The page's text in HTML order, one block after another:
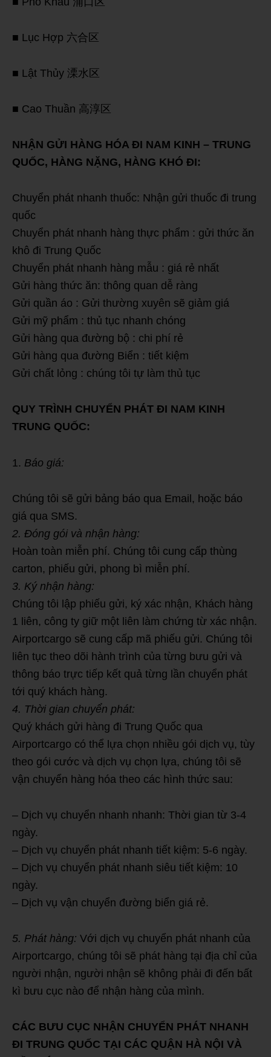
■ Lục Hợp 六合区
■ Lật Thủy 溧水区
■ Cao Thuần 高淳区
NHẬN GỬI HÀNG HÓA ĐI NAM KINH – TRUNG
QUỐC, HÀNG NẶNG, HÀNG KHÓ ĐI:
Chuyển phát nhanh thuốc: Nhận gửi thuốc đi trung
quốc
Chuyển phát nhanh hàng thực phẩm : gửi thức ăn
khô đi Trung Quốc
Chuyển phát nhanh hàng mẫu : giá rẻ nhất
Gửi hàng thức ăn: thông quan dễ ràng
Gửi quần áo : Gửi thường xuyên sẽ giảm giá
Gửi mỹ phẩm : thủ tục nhanh chóng
Gửi hàng qua đường bộ : chi phí rẻ
Gửi hàng qua đường Biển : tiết kiệm
Gửi chất lỏng : chúng tôi tự làm thủ tục
QUY TRÌNH CHUYỂN PHÁT ĐI NAM KINH
TRUNG QUỐC:
Báo giá:
Chúng tôi sẽ gửi bảng báo qua Email, hoặc báo
giá qua SMS.
2. Đóng gói và nhận hàng:
Hoàn toàn miễn phí. Chúng tôi cung cấp thùng
carton, phiếu gửi, phong bì miễn phí.
3. Ký nhận hàng:
Chúng tôi lập phiếu gửi, ký xác nhận, Khách hàng
1 liên, công ty giữ một liên làm chứng từ xác nhận.
Airportcargo sẽ cung cấp mã phiếu gửi. Chúng tôi
liên tục theo dõi hành trình của từng bưu gửi và
thông báo trực tiếp kết quả từng lần chuyển phát
tới quý khách hàng.
4. Thời gian chuyển phát:
Quý khách gửi hàng đi Trung Quốc qua
Airportcargo có thể lựa chọn nhiều gói dịch vụ, tùy
theo gói cước và dịch vụ chọn lựa, chúng tôi sẽ
vận chuyển hàng hóa theo các hình thức sau:
– Dịch vụ chuyển nhanh nhanh: Thời gian từ 3-4
ngày.
– Dịch vụ chuyển phát nhanh tiết kiệm: 5-6 ngày.
– Dịch vụ chuyển phát nhanh siêu tiết kiệm: 10
ngày.
– Dịch vụ vận chuyển đường biển giá rẻ.
5. Phát hàng: Với dịch vụ chuyển phát nhanh của
Airportcargo, chúng tôi sẽ phát hàng tại địa chỉ của
người nhận, người nhận sẽ không phải đi đến bất
kì bưu cục nào để nhận hàng của mình.
CÁC BƯU CỤC NHẬN CHUYỂN PHÁT NHANH
ĐI TRUNG QUỐC TẠI CÁC QUẬN HÀ NỘI VÀ